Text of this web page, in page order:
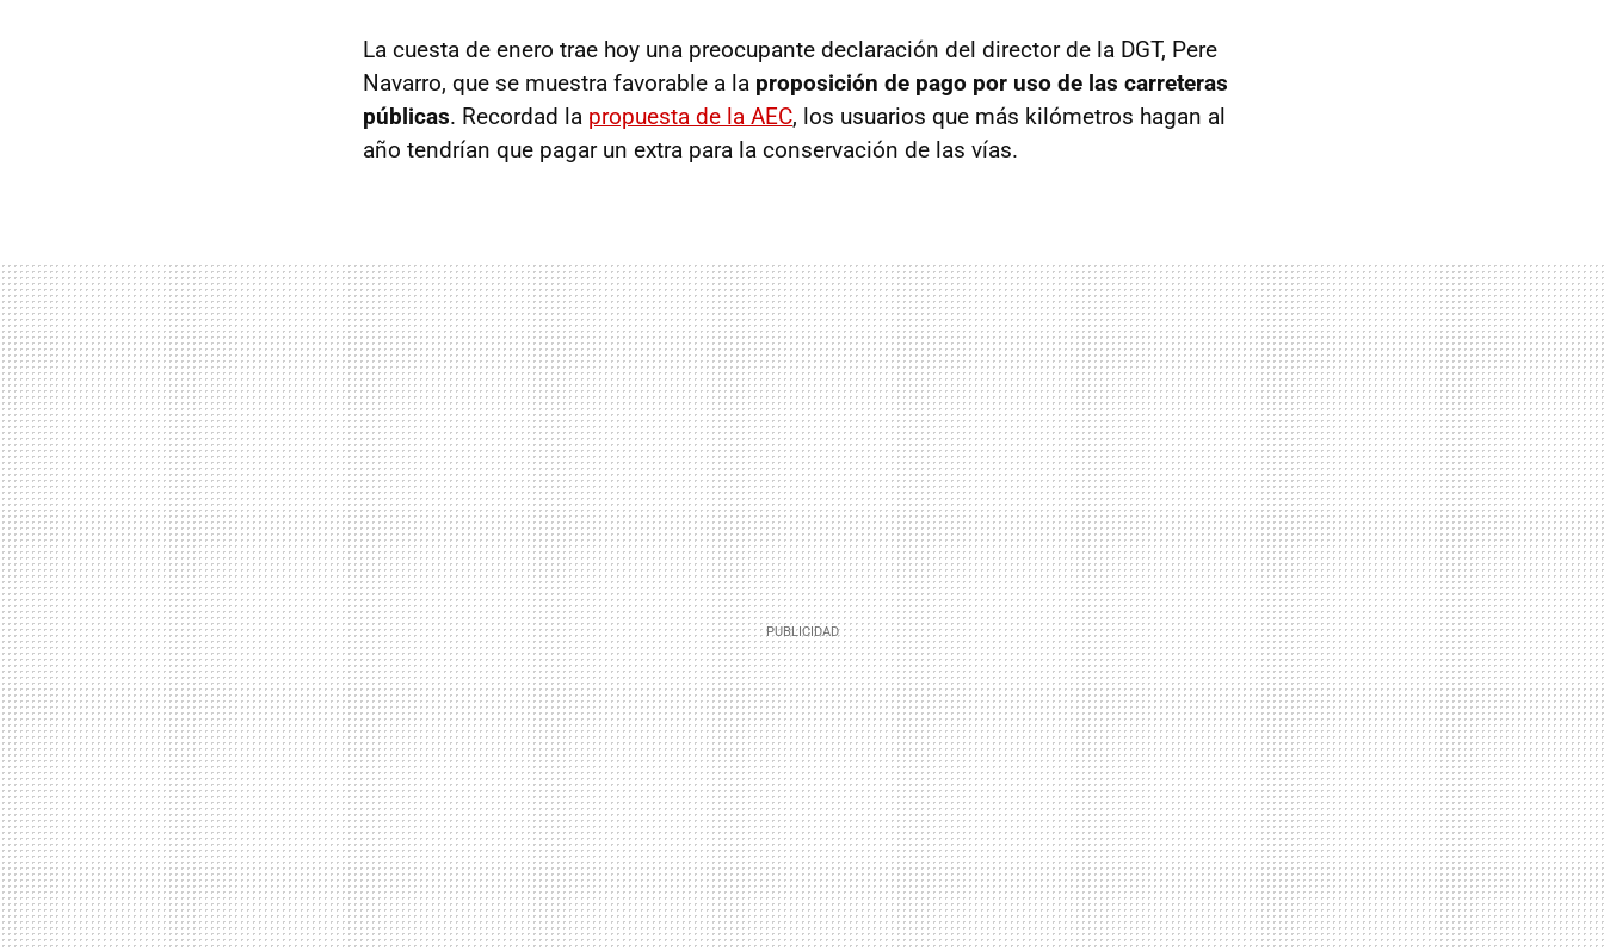
La cuesta de enero trae hoy una preocupante declaración del director de la DGT, Pere
Navarro, que se muestra favorable a la proposición de pago por uso de las carreteras
públicas. Recordad la propuesta de la AEC, los usuarios que más kilómetros hagan al
año tendrían que pagar un extra para la conservación de las vías.